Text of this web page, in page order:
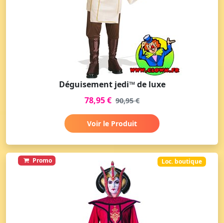
Déguisement jedi™ de luxe
78,95 € 90,95 €
Voir le Produit
Promo Loc. boutique